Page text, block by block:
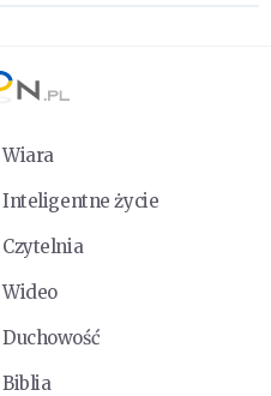
Wiara
Inteligentne życie
Czytelnia
Wideo
Duchowość
Biblia